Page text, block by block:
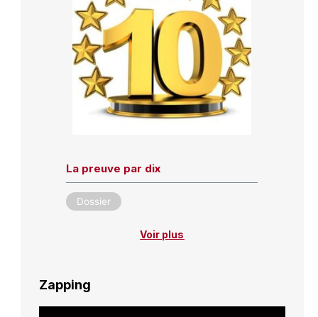
La preuve par dix
Dossier
Voir plus
Zapping